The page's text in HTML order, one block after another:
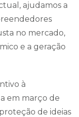
ajudamos a
no mercado,
e a geração
à
em março de
de ideias